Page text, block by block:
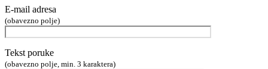
E-mail adresa
(obavezno polje)
Tekst poruke
(obavezno polje, min. 3 karaktera)